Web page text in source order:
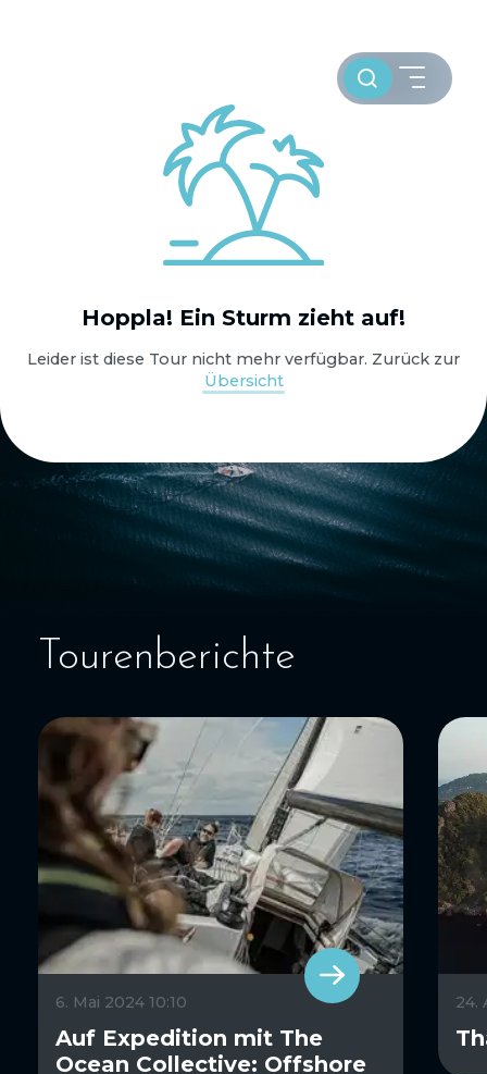
WELTWEIT SEGELN
OSTSEE SEGELTÖRNS
SERVICE
SEGELBLOG
Toursuche
Hoppla! Ein Sturm zieht auf!
Leider ist diese Tour nicht mehr verfügbar. Zurück zur
Übersicht
Tourenberichte
6. Mai 2024 10:10
Auf Expedition mit The
Ocean Collective: Offshore
24.